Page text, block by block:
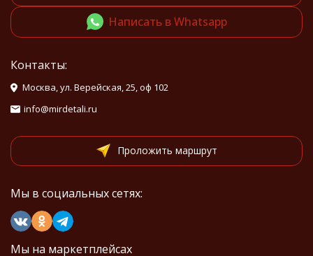
Написать в Whatsapp
Контакты:
Москва, ул. Верейская, 25, оф 102
info@mirdetali.ru
Проложить маршрут
Мы в социальных сетях:
Мы на маркетплейсах